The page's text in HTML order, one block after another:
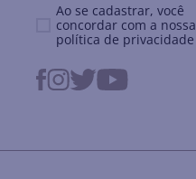
Ao se cadastrar, você
concordar com a nossa
política de privacidade